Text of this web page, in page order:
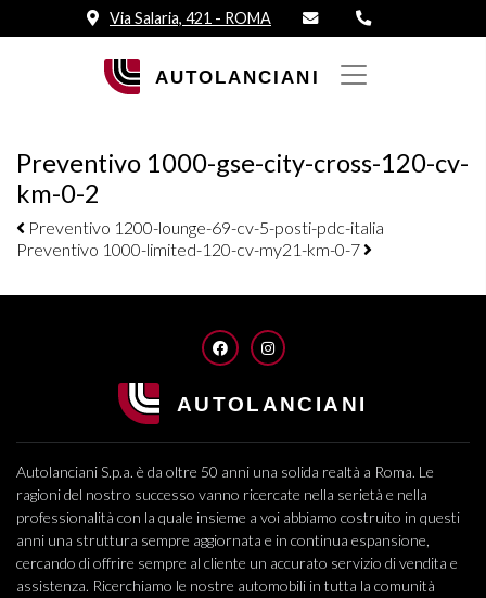
Via Salaria, 421 - ROMA
Preventivo 1000-gse-city-cross-120-cv-
km-0-2
Navigazione elementi
Preventivo 1200-lounge-69-cv-5-posti-pdc-italia
Preventivo 1000-limited-120-cv-my21-km-0-7
FACEBOOKINSTAGRAM
Autolanciani S.p.a. è da oltre 50 anni una solida realtà a Roma. Le
ragioni del nostro successo vanno ricercate nella serietà e nella
professionalità con la quale insieme a voi abbiamo costruito in questi
anni una struttura sempre aggiornata e in continua espansione,
cercando di offrire sempre al cliente un accurato servizio di vendita e
assistenza. Ricerchiamo le nostre automobili in tutta la comunità